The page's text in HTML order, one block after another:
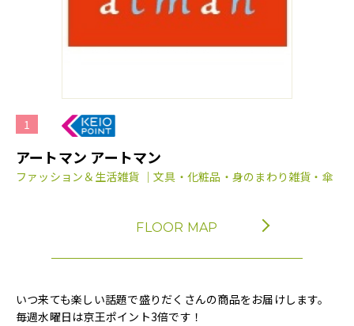
1
アートマン アートマン
ファッション＆生活雑貨 ｜文具・化粧品・身のまわり雑貨・傘
FLOOR MAP
いつ来ても楽しい話題で盛りだくさんの商品をお届けします。
毎週水曜日は京王ポイント3倍です！